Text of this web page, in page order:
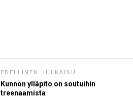
EDELLINEN JULKAISU
Kunnon ylläpito on soutuihin
treenaamista